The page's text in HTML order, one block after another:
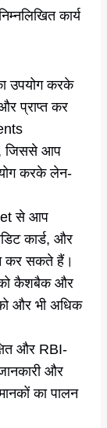
कार्य
उपयोग करके
प्राप्त कर
जिससे आप
करके लेन-
से आप
कार्ड, और
कर सकते हैं।
कैशबैक और
और भी अधिक
और RBI-
और
का पालन